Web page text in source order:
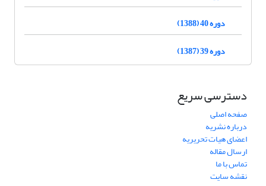
دوره 40 (1388)
دوره 39 (1387)
دسترسی سریع
صفحه اصلی
درباره نشریه
اعضای هیات تحریریه
ارسال مقاله
تماس با ما
نقشه سایت